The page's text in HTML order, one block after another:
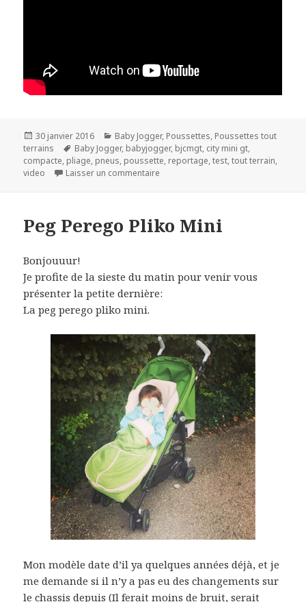
Publié
le
30 janvier 2016 Catégories
Baby Jogger, Poussettes, Poussettes tout
terrains
Mots-
clés
Baby Jogger, babyjogger, bjcmgt, city mini gt,
compacte, pliage, pneus, poussette, reportage,test,tout terrain,
video
Laisser un commentaire
Peg Perego Pliko Mini
Bonjouuur!
Je profite de la sieste du matin pour venir vous
présenter la petite dernière:
La peg perego pliko mini.
Mon modèle date d’il ya quelques années déjà, et je
me demande si il n’y a pas eu des changements sur
le chassis depuis (Il ferait moins de bruit, serait